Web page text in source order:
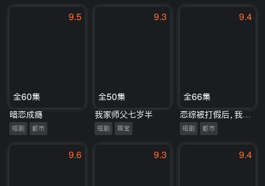
9.5
全60集
暗恋成瘾
短剧 都市
9.3
全50集
我家师父七岁半
短剧 萌宝
9.4
全66集
短剧 都市
9.6 9.3 9.4